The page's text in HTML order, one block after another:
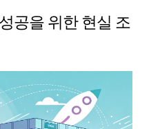
공을 위한 현실 조